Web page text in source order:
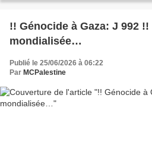
!! Génocide à Gaza: J 992
mondialisée…
Publié le 25/06/2026 à 06:22
Par MCPalestine